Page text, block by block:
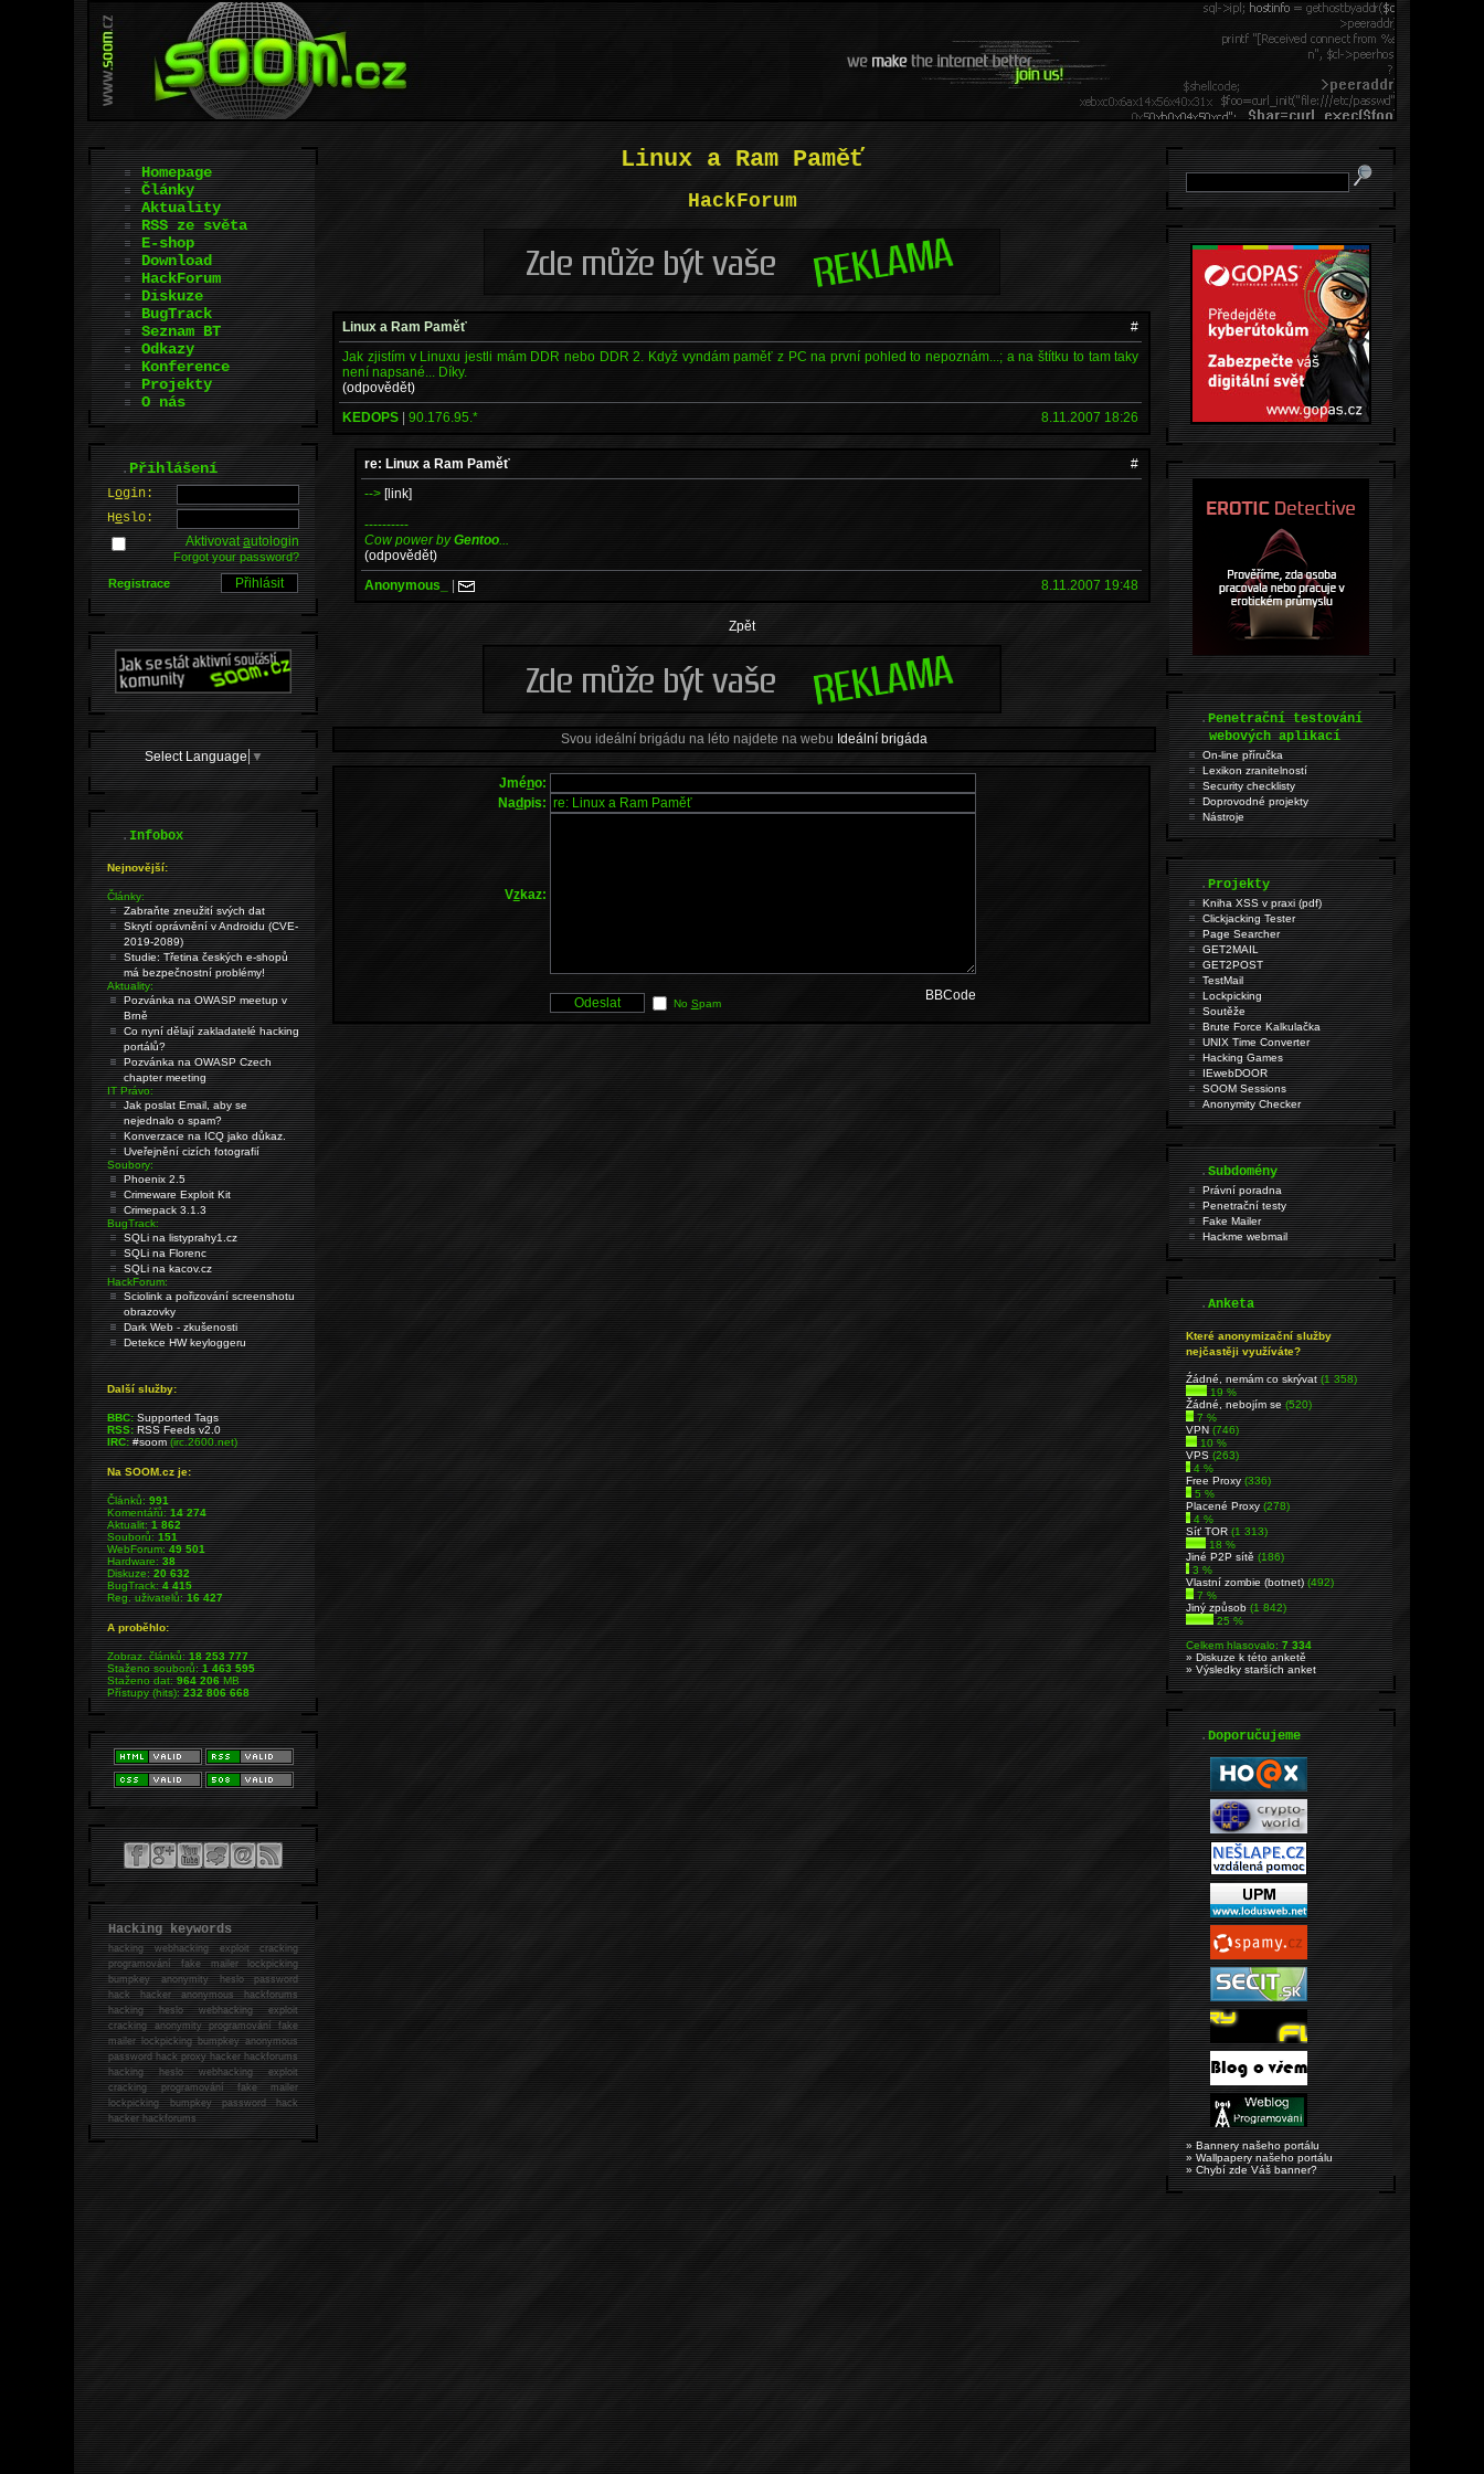
Linux a Ram Paměť
HackForum
Linux a Ram Paměť
#
Jak zjistím v Linuxu jestli mám DDR nebo DDR 2. Když vyndám paměť z PC na první pohled to nepoznám...; a na štítku to tam taky
není napsané... Díky.
(odpovědět)
KEDOPS |90.176.95.* 8.11.2007 18:26
re: Linux a Ram Paměť
#
-->[link]
----------
Cow power byGentoo
(odpovědět)
Anonymous_
| 8.11.2007 19:48
Zpět
Svou ideální brigádu na léto najdete na webu Ideální brigáda
Jméno:
Nadpis:
Vzkaz:
No Spam
BBCode
Homepage
Články
Aktuality
RSS ze světa
E-shop
Download
HackForum
Diskuze
BugTrack
Seznam BT
Odkazy
Konference
Projekty
O nás
.Přihlášení
Login:
Heslo:
Aktivovatautologin
Forgot your password?
Registrace
Select Language ▼
.Infobox
Nejnovější:
Články:
Zabraňte zneužití svých dat
Skrytí oprávnění v Androidu (CVE-
2019-2089)
Studie: Třetina českých e-shopů
má bezpečnostní problémy!
Aktuality:
Pozvánka na OWASP meetup v
Brně
Co nyní dělají zakladatelé hacking
portálů?
Pozvánka na OWASP Czech
chapter meeting
IT Právo:
Jak poslat Email, aby se
nejednalo o spam?
Konverzace na ICQ jako důkaz.
Uveřejnění cizích fotografií
Soubory:
Phoenix 2.5
Crimeware Exploit Kit
Crimepack 3.1.3
BugTrack:
SQLi na listyprahy1.cz
SQLi na Florenc
SQLi na kacov.cz
HackForum:
Sciolink a pořizování screenshotu
obrazovky
Dark Web - zkušenosti
Detekce HW keyloggeru
Další služby:
BBC: Supported Tags
RSS: RSS Feeds v2.0
IRC: #soom(irc.2600.net)
Na SOOM.cz je:
Článků:991
Komentářů:14 274
Aktualit:1 862
Souborů:151
WebForum:49 501
Hardware:38
Diskuze:20 632
BugTrack:4 415
Reg. uživatelů:16 427
A proběhlo:
Zobraz. článků:18 253 777
Staženo souborů:1 463 595
Staženo dat:964 206MB
Přístupy (hits):232 806 668
Hacking keywords
hackingwebhacking exploit cracking
programování fake mailer lockpicking
bumpkey anonymity heslo password
hackhacker anonymous hackforums
hackingheslo webhacking exploit
cracking anonymity programování fake
mailer lockpicking bumpkey anonymous
password hack proxy hacker hackforums
hacking heslo webhacking exploit
cracking programování fake mailer
lockpicking bumpkey password hack
hackerhackforums
.Penetrační testování
webových aplikací
On-line příručka
Lexikon zranitelností
Security checklisty
Doprovodné projekty
Nástroje
.Projekty
Kniha XSS v praxi (pdf)
Clickjacking Tester
Page Searcher
GET2MAIL
GET2POST
TestMail
Lockpicking
Soutěže
Brute Force Kalkulačka
UNIX Time Converter
Hacking Games
IEwebDOOR
SOOM Sessions
Anonymity Checker
.Subdomény
Právní poradna
Penetrační testy
Fake Mailer
Hackme webmail
.Anketa
Které anonymizační služby
nejčastěji využíváte?
Źádné, nemám co skrývat(1 358)
19 %
Žádné, nebojím se(520)
7 %
VPN(746)
10 %
VPS(263)
4 %
Free Proxy(336)
5 %
Placené Proxy(278)
4 %
Síť TOR(1 313)
18 %
Jiné P2P sítě(186)
3 %
Vlastní zombie (botnet)(492)
7 %
Jiný způsob(1 842)
25 %
Celkem hlasovalo:7 334
» Diskuze k této anketě
» Výsledky starších anket
.Doporučujeme
» Bannery našeho portálu
» Wallpapery našeho portálu
» Chybí zde Váš banner?